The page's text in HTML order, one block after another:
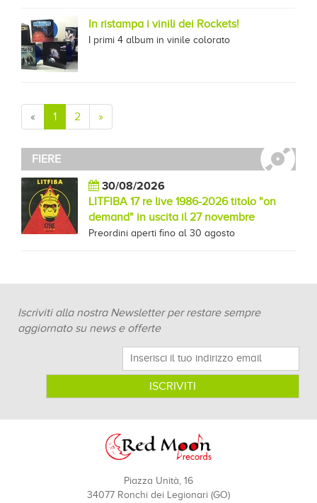
In ristampa i vinili dei Rockets!
I primi 4 album in vinile colorato
« 1 2 »
FIERE
30/08/2026
LITFIBA 17 re live 1986-2026 titolo "on
demand" in uscita il 27 novembre
Preordini aperti fino al 30 agosto
Iscriviti alla nostra Newsletter per restare sempre
aggiornato su news e offerte
Piazza Unità, 16
34077 Ronchi dei Legionari (GO)